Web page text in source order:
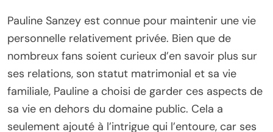
Pauline Sanzey est connue pour maintenir une vie
personnelle relativement privée. Bien que de
nombreux fans soient curieux d’en savoir plus sur
ses relations, son statut matrimonial et sa vie
familiale, Pauline a choisi de garder ces aspects de
sa vie en dehors du domaine public. Cela a
seulement ajouté à l’intrigue qui l’entoure, car ses